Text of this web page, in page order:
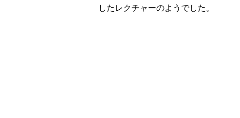
したレクチャーのようでした。